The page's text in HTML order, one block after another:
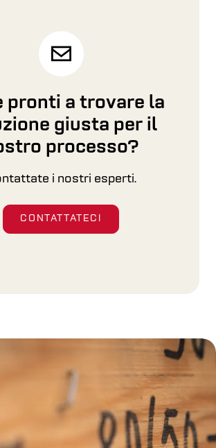
DI PIÙ
sulle esigenze dei clienti, Cross
a ottenere il massimo dalle vostre
pronti a trovare la
giusta per il
processo?
i nostri esperti.
CONTATTATECI